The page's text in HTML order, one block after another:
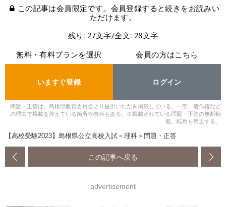
この記事は会員限定です。会員登録すると続きをお読みい
ただけます。
残り: 27文字/全文: 28文字
無料・有料プランを選択
いますぐ登録
会員の方はこちら
ログイン
問題・正答は、島根県教育委員会より提供いただき掲載している。一部、著作権など
の理由で掲載を控えている箇所や教科もある。※掲載されている問題・正答の無断転
載、転用を禁止する。
【高校受験2023】島根県公立高校入試＜理科＞問題・正答
この記事へ戻る
advertisement